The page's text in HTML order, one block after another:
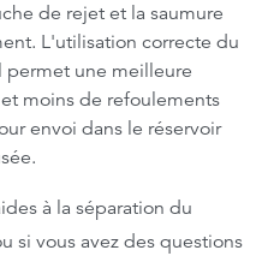
de rejet et la saumure
L'utilisation correcte du
une meilleure
moins de refoulements
envoi dans le réservoir
à la séparation du
si vous avez des questions